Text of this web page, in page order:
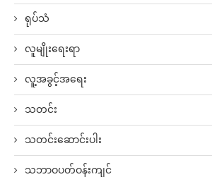
ရုပ်သံ
လူမျိုးရေးရာ
လူ့အခွင့်အရေး
သတင်း
သတင်းဆောင်းပါး
သဘာဝပတ်ဝန်းကျင်